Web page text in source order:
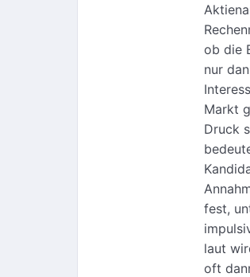
ob die
nur
Markt
Druck
fest,
laut
oft